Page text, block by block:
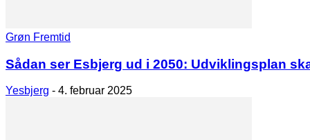
Grøn Fremtid
Sådan ser Esbjerg ud i 2050: Udviklingsplan
Yesbjerg - 4. februar 2025